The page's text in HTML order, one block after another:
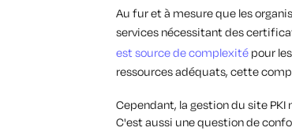
Au fur et à mesure que les
services nécessitant des
est source de complexité pour
ressources adéquats, cette
Cependant, la gestion du site
C'est aussi une question de